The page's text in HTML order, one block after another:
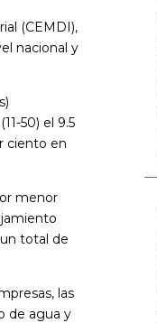
(CEMDI),
nacional y
50) el 9.5
ciento en
menor
total de
las
de agua y